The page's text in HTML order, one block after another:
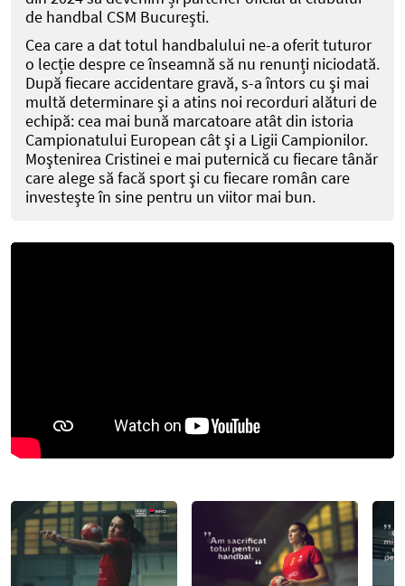
de handbal CSM Bucureşti.
Cea care a dat totul handbalului ne-a oferit tuturor
o lecție despre ce înseamnă să nu renunți niciodată.
După fiecare accidentare gravă, s-a întors cu şi mai
multă determinare şi a atins noi recorduri alături de
echipă: cea mai bună marcatoare atât din istoria
Campionatului European cât şi a Ligii Campionilor.
Moştenirea Cristinei e mai puternică cu fiecare tânăr
care alege să facă sport şi cu fiecare român care
investeşte în sine pentru un viitor mai bun.